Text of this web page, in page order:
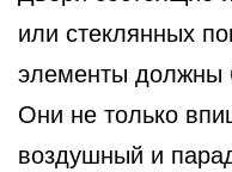
или стеклянных
элементы
Они не только
воздушный и